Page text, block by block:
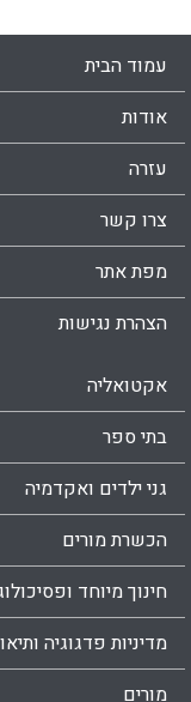
עמוד הבית
אודות
עזרה
צרו קשר
מפת אתר
הצהרת נגישות
אקטואליה
בתי ספר
גני ילדים ואקדמיה
הכשרת מורים
חינוך מיוחד
מדיניות פדגוגיה
מורים